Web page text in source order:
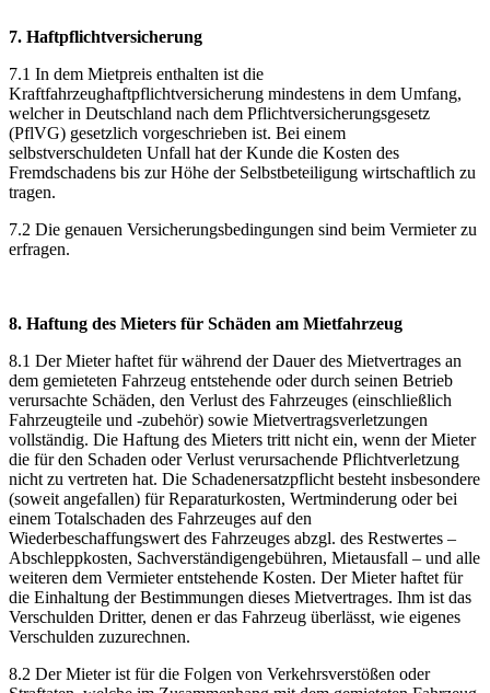
7. Haftpflichtversicherung
7.1 In dem Mietpreis enthalten ist die
Kraftfahrzeughaftpflichtversicherung mindestens in dem Umfang,
welcher in Deutschland nach dem Pflichtversicherungsgesetz
(PflVG) gesetzlich vorgeschrieben ist. Bei einem
selbstverschuldeten Unfall hat der Kunde die Kosten des
Fremdschadens bis zur Höhe der Selbstbeteiligung wirtschaftlich zu
tragen.
7.2 Die genauen Versicherungsbedingungen sind beim Vermieter zu
erfragen.
8. Haftung des Mieters für Schäden am Mietfahrzeug
8.1 Der Mieter haftet für während der Dauer des Mietvertrages an
dem gemieteten Fahrzeug entstehende oder durch seinen Betrieb
verursachte Schäden, den Verlust des Fahrzeuges (einschließlich
Fahrzeugteile und -zubehör) sowie Mietvertragsverletzungen
vollständig. Die Haftung des Mieters tritt nicht ein, wenn der Mieter
die für den Schaden oder Verlust verursachende Pflichtverletzung
nicht zu vertreten hat. Die Schadenersatzpflicht besteht insbesondere
(soweit angefallen) für Reparaturkosten, Wertminderung oder bei
einem Totalschaden des Fahrzeuges auf den
Wiederbeschaffungswert des Fahrzeuges abzgl. des Restwertes –
Abschleppkosten, Sachverständigengebühren, Mietausfall – und alle
weiteren dem Vermieter entstehende Kosten. Der Mieter haftet für
die Einhaltung der Bestimmungen dieses Mietvertrages. Ihm ist das
Verschulden Dritter, denen er das Fahrzeug überlässt, wie eigenes
Verschulden zuzurechnen.
8.2 Der Mieter ist für die Folgen von Verkehrsverstößen oder